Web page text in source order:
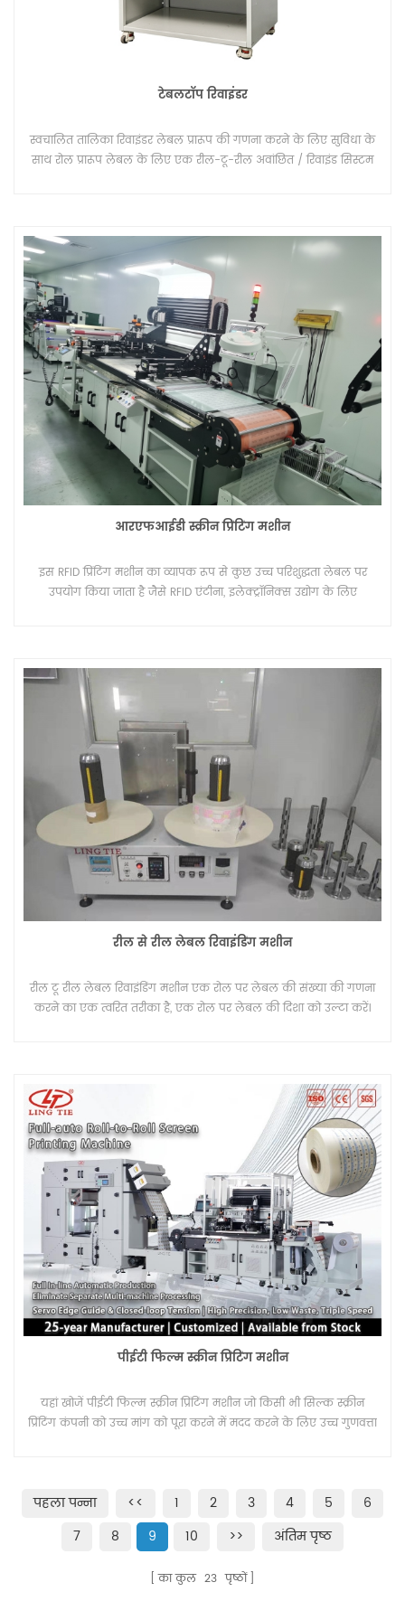
टेबलटॉप रिवाइंडर
स्वचालित तालिका रिवाइंडर लेबल प्रारूप की गणना करने के लिए सुविधा के
साथ रोल प्रारूप लेबल के लिए एक रील-टू-रील अवांछित / रिवाइंड सिस्टम
आरएफआईडी स्क्रीन प्रिंटिंग मशीन
इस RFID प्रिंटिंग मशीन का व्यापक रूप से कुछ उच्च परिशुद्धता लेबल पर
उपयोग किया जाता है जैसे RFID एंटीना, इलेक्ट्रॉनिक्स उद्योग के लिए
रील से रील लेबल रिवाइंडिंग मशीन
रील टू रील लेबल रिवाइंडिंग मशीन एक रोल पर लेबल की संख्या की गणना
करने का एक त्वरित तरीका है, एक रोल पर लेबल की दिशा को उल्टा करें।
पीईटी फिल्म स्क्रीन प्रिंटिंग मशीन
यहां खोजें पीईटी फिल्म स्क्रीन प्रिंटिंग मशीन जो किसी भी सिल्क स्क्रीन
प्रिंटिंग कंपनी को उच्च मांग को पूरा करने में मदद करने के लिए उच्च गुणवत्ता
पहला पन्ना << 1 2 3 4 5
6
7
8 9 10 >> अंतिम पृष्ठ
का कुल 23 पृष्ठों